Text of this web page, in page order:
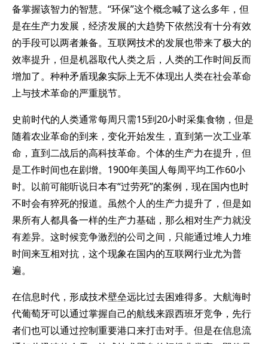
备掌握该智力的智慧。“环保”这个概念喊了这么多年，但
是在生产力发展，经济发展的大趋势下依然没有十分有效
的手段可以两者兼备。互联网技术的发展也带来了极大的
效率提升，但是机器取代人类之后，人类的工作时间反而
增加了。种种矛盾现象实际上无不体现出人类在社会革命
上与技术革命的严重脱节。
史前时代的人类通常每周只需15到20小时采集食物，但是
随着农业革命的到来，变化开始发生，直到第一次工业革
命，直到二战后的高科技革命。个体的生产力在提升，但
是工作时间也在剧增。1900年美国人每周平均工作60小
时。以前可能听说日本有“过劳死”的案例，现在国内也时
不时会有猝死的报道。虽然个人的生产力提升了，但是如
果所有人都具备一样的生产力基础，那么相对生产力就没
有差异。这时候竞争激烈的公司之间，只能通过堆人力堆
时间来互相对抗，这个现象在国内的互联网行业尤为普
遍。
在信息时代，形成技术壁垒远比过去困难得多。大航海时
代葡萄牙可以通过掌握自己的航线来跟西班牙竞争，先行
者们也可以通过控制重要港口来打击对手。但是在信息流